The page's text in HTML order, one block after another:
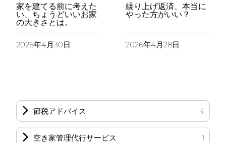
家を建てる前に考えた
い、ちょうどいいお家
の大きさとは。
2026年4月30日
繰り上げ返済、本当に
やった方がいい？
2026年4月28日
節税アドバイス 4
空き家管理代行サービス 1